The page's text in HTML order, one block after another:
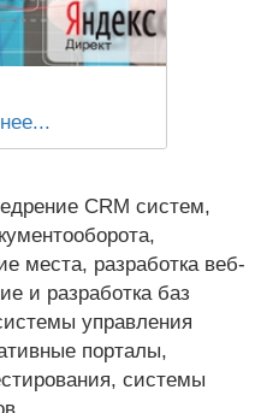
CRM систем,
места, разработка веб-
и разработка баз
управления
порталы,
системы